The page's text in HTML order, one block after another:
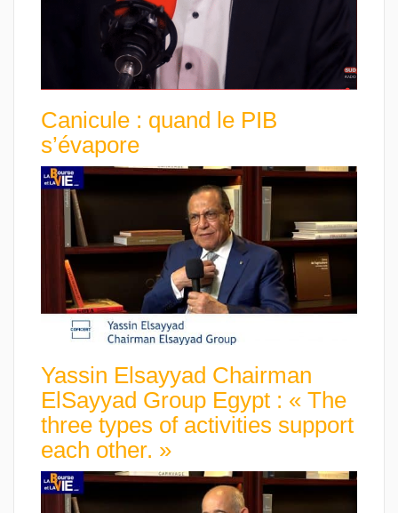
Canicule : quand le PIB
s’évapore
Yassin Elsayyad Chairman
ElSayyad Group Egypt : « The
three types of activities support
each other. »